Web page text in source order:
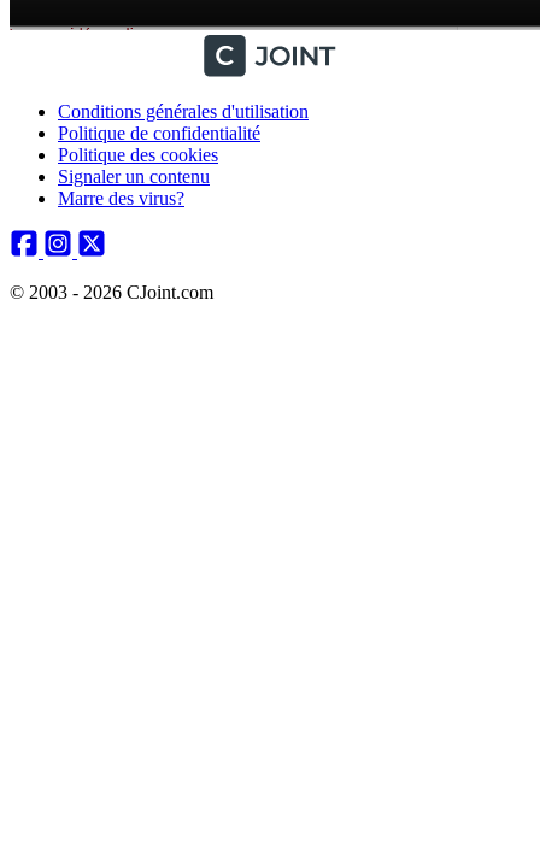
Conditions générales d'utilisation
Politique de confidentialité
Politique des cookies
Signaler un contenu
Marre des virus?
© 2003 - 2026 CJoint.com